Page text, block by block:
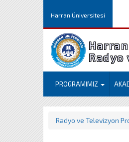
Harran Üniversitesi
Radyo
PROGRAMIMIZ
Radyo ve Televizyon